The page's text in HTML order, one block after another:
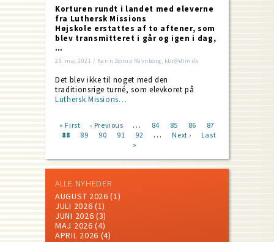
Korturen rundt i landet med eleverne
fra Luthersk Missions
Højskole erstattes af to aftener, som
blev transmitteret i går og igen i dag,
…
28. maj 2021 / Karin Borup Ravnborg; kbr@dlm.dk
Det blev ikke til noget med den
traditionsrige turné, som elevkoret på
Luthersk Missions…
Pagination
First
page
« First
Previous
page
‹ Previous … Page
84 Page
85 Page
86 Page
87
Current
88 Page
89 Page
90 Page
91 Page
92 …
Next
Next ›
Last
Last
»
ALLE NYHEDER
AUGUST 2026 (1)
JULI 2026 (1)
JUNI 2026 (3)
MAJ 2026 (4)
APRIL 2026 (4)